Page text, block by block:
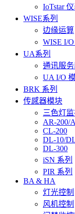
IoTstar
WISE系列
边缘运算
WISE I/
UA系列
通讯服
UA I/O
BRK 系列
传感器模块
三色灯
AR-200/
CL-200
DL-10/
DL-300
iSN 系列
PIR 系列
BA & HA
灯光控制
风机控制